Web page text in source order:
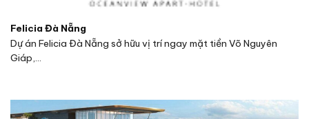
Felicia Đà Nẵng
Dự án Felicia Đà Nẵng sở hữu vị trí ngay mặt tiền Võ Nguyên
Giáp,...